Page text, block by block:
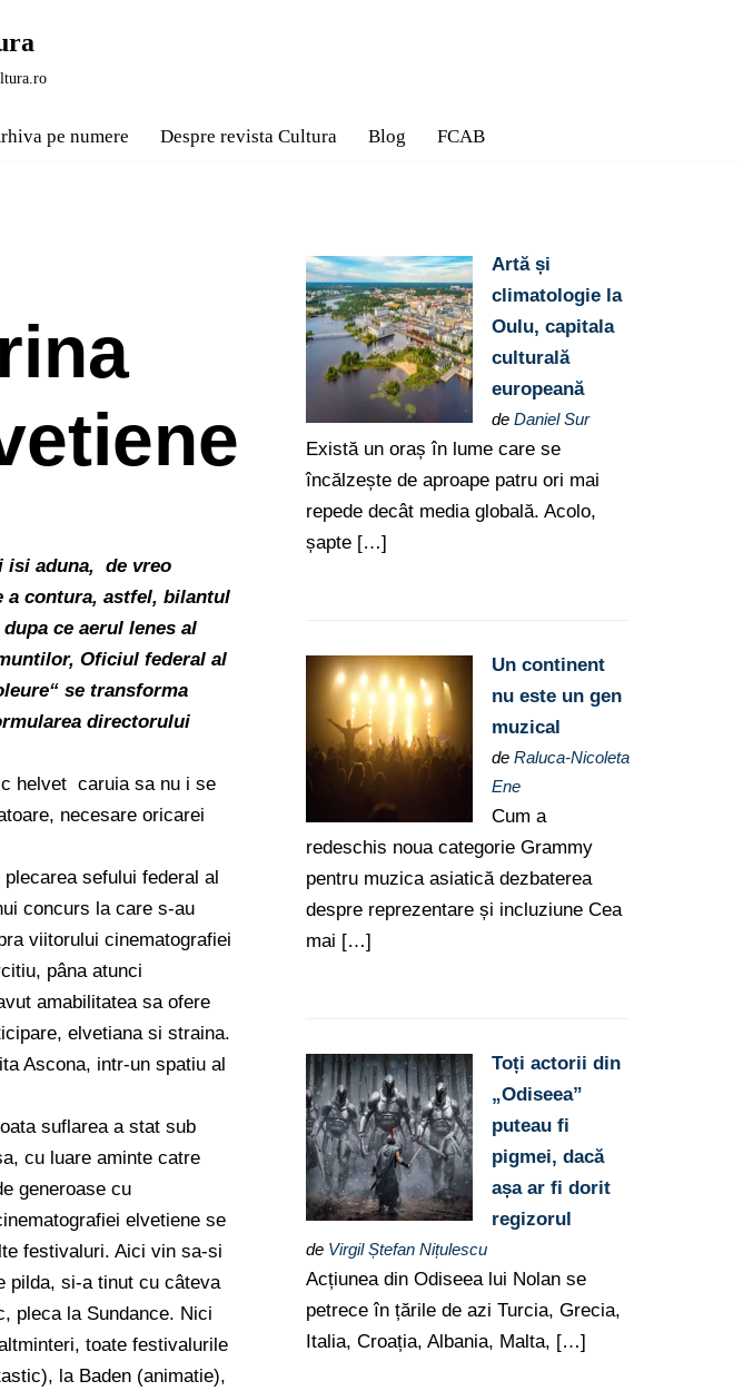
pe numere Despre revista Cultura Blog FCAB
isi aduna, de vreo
a contura, astfel, bilantul
ce aerul lenes al
Oficiul federal al
se transforma
directorului
helvet caruia sa nu i se
necesare oricarei
sefului federal al
concurs la care s-au
viitorului cinematografiei
pâna atunci
amabilitatea sa ofere
elvetiana si straina.
Ascona, intr-un spatiu al
suflarea a stat sub
cu luare aminte catre
generoase cu
elvetiene se
festivaluri. Aici vin sa-si
pilda, si-a tinut cu câteva
pleca la Sundance. Nici
toate festivalurile
la Baden (animatie),
Artă și
climatologie la
Oulu, capitala
culturală
europeană
de Daniel Sur
Există un oraș în lume care se
încălzește de aproape patru ori mai
repede decât media globală. Acolo,
șapte […]
Un continent
nu este un gen
muzical
de Raluca-Nicoleta
Ene
Cum a
redeschis noua categorie Grammy
pentru muzica asiatică dezbaterea
despre reprezentare și incluziune Cea
mai […]
Toți actorii din
„Odiseea”
puteau fi
pigmei, dacă
așa ar fi dorit
regizorul
de Virgil Ștefan Nițulescu
Acțiunea din Odiseea lui Nolan se
petrece în țările de azi Turcia, Grecia,
Italia, Croația, Albania, Malta, […]